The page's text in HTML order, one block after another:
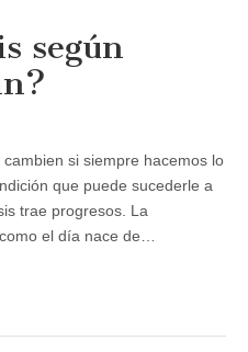
según
si siempre hacemos lo
que puede sucederle a
trae progresos. La
el día nace de…